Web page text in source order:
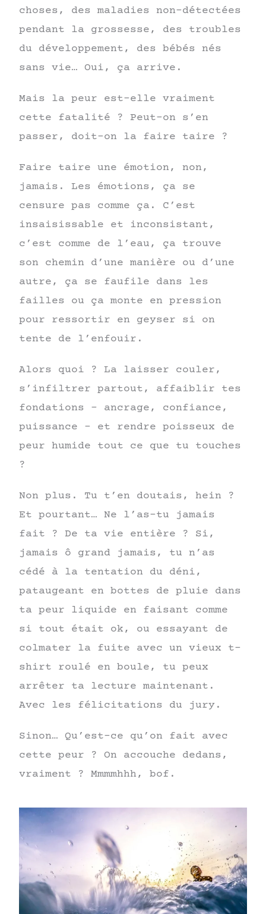
choses, des maladies non-détectées
pendant la grossesse, des troubles
du développement, des bébés nés
sans vie… Oui, ça arrive.
Mais la peur est-elle vraiment
cette fatalité ? Peut-on s’en
passer, doit-on la faire taire ?
Faire taire une émotion, non,
jamais. Les émotions, ça se
censure pas comme ça. C’est
insaisissable et inconsistant,
c’est comme de l’eau, ça trouve
son chemin d’une manière ou d’une
autre, ça se faufile dans les
failles ou ça monte en pression
pour ressortir en geyser si on
tente de l’enfouir.
Alors quoi ? La laisser couler,
s’infiltrer partout, affaiblir tes
fondations – ancrage, confiance,
puissance – et rendre poisseux de
peur humide tout ce que tu touches
?
Non plus. Tu t’en doutais, hein ?
Et pourtant… Ne l’as-tu jamais
fait ? De ta vie entière ? Si,
jamais ô grand jamais, tu n’as
cédé à la tentation du déni,
pataugeant en bottes de pluie dans
ta peur liquide en faisant comme
si tout était ok, ou essayant de
colmater la fuite avec un vieux t-
shirt roulé en boule, tu peux
arrêter ta lecture maintenant.
Avec les félicitations du jury.
Sinon… Qu’est-ce qu’on fait avec
cette peur ? On accouche dedans,
vraiment ? Mmmmhhh, bof.